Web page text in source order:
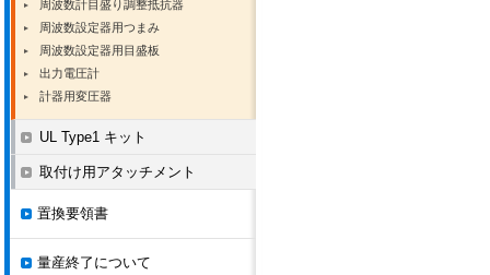
周波数計目盛り調整抵抗器
周波数設定器用つまみ
周波数設定器用目盛板
出力電圧計
計器用変圧器
UL Type1 キット
取付け用アタッチメント
置換要領書
量産終了について